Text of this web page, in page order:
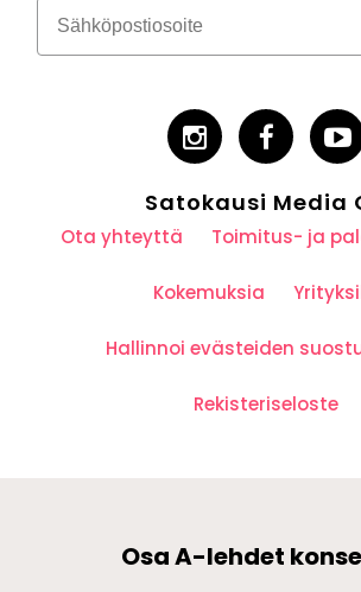
Satokausi Media
Ota yhteyttä Toimitus- ja
Kokemuksia
Hallinnoi evästeiden
Rekisteriseloste
Osa A-lehdet